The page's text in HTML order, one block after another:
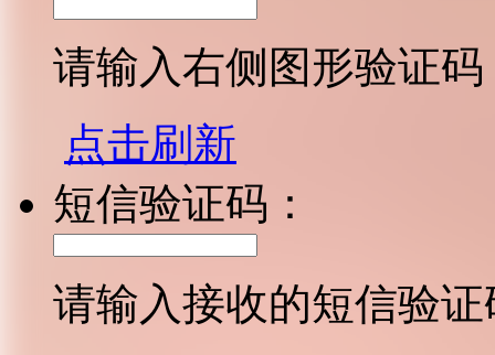
请输入右侧图形验证码
点击刷新
短信验证码：
请输入接收的短信验证